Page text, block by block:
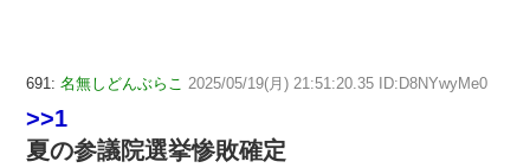
691: 名無しどんぶらこ 2025/05/19(月) 21:51:20.35 ID:D8NYwyMe0
>>1
夏の参議院選挙惨敗確定